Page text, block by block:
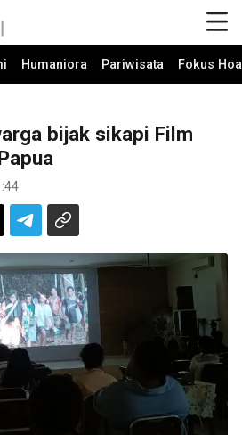
Humaniora Pariwisata Fokus
bijak sikapi Film